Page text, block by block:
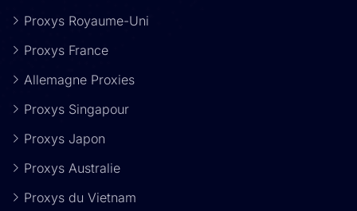
Proxys Royaume-Uni
Proxys France
Allemagne Proxies
Proxys Singapour
Proxys Japon
Proxys Australie
Proxys du Vietnam